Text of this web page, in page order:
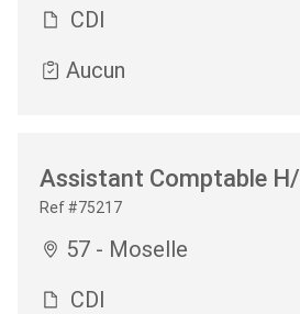
CDI
Aucun
Assistant Comptable
Ref #75217
57 - Moselle
CDI